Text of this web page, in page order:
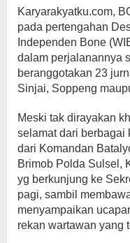
Karyarakyatku.com,
pada pertengahan
Independen Bone
dalam perjalanannya
beranggotakan 23
Sinjai, Soppeng
Meski tak dirayakan
selamat dari berbagai
dari Komandan
Brimob Polda Sulsel,
yg berkunjung ke
pagi, sambil
menyampaikan
rekan wartawan yang